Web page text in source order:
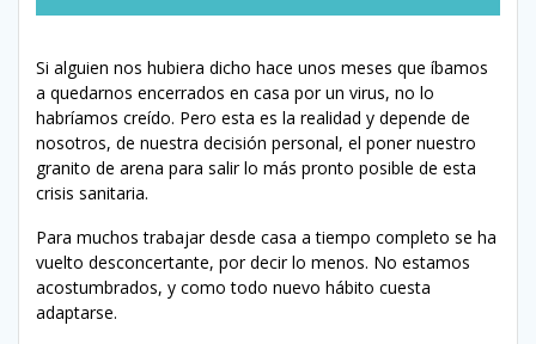
Si alguien nos hubiera dicho hace unos meses que íbamos
a quedarnos encerrados en casa por un virus, no lo
habríamos creído. Pero esta es la realidad y depende de
nosotros, de nuestra decisión personal, el poner nuestro
granito de arena para salir lo más pronto posible de esta
crisis sanitaria.
Para muchos trabajar desde casa a tiempo completo se ha
vuelto desconcertante, por decir lo menos. No estamos
acostumbrados, y como todo nuevo hábito cuesta
adaptarse.